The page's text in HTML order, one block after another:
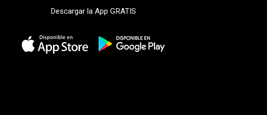
Descargar la App GRATIS